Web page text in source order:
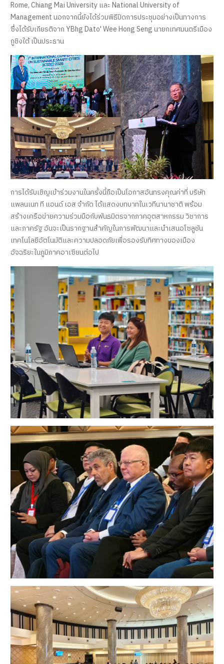
Rome, Chiang Mai University และ National University of
Management นอกจากนี้ยังได้ร่วมพิธีปิดการประชุมอย่างเป็นทางการ
ซึ่งได้รับเกียรติจาก YBhg Dato' Wee Hong Seng นายกเทศมนตรีเมือง
กูชิงใต้ เป็นประธาน
การได้รับเชิญเข้าร่วมงานในครั้งนี้ถือเป็นโอกาสอันทรงคุณค่าที่ บริษัท
แพลนเนท ที แอนด์ เอส จำกัด ได้แสดงบทบาทในเวทีนานาชาติ พร้อม
สร้างเครือข่ายความร่วมมือกับพันธมิตรจากภาคอุตสาหกรรม วิชาการ
และภาครัฐ อันจะเป็นรากฐานสำคัญในการพัฒนาและนำเสนอโซลูชัน
เทคโนโลยีอัตโนมัติและความปลอดภัยเพื่อรองรับทิศทางของเมือง
อัจฉริยะในภูมิภาคอาเซียนต่อไป